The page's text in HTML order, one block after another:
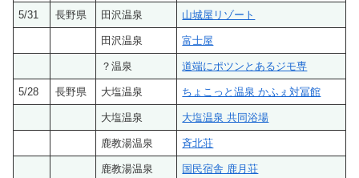
5/31 長野県 田沢温泉 山城屋リゾート
田沢温泉 富士屋
？温泉 道端にポツンとあるジモ専
5/28 長野県 大塩温泉 ちょこっと温泉 かふぇ対冨館
大塩温泉 大塩温泉 共同浴場
鹿教湯温泉 斉北荘
鹿教湯温泉 国民宿舎 鹿月荘